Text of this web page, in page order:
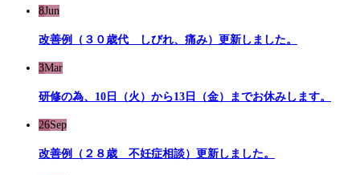
8Jun
改善例（３０歳代 しびれ、痛み）更新しました。
3Mar
研修の為、10日（火）から13日（金）までお休みします。
26Sep
改善例（２８歳 不妊症相談）更新しました。